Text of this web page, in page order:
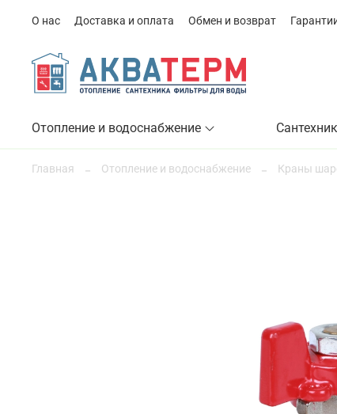
О нас Доставка и оплата Обмен и возврат
Отопление и водоснабжение
Главная Отопление и водоснабжение Краны